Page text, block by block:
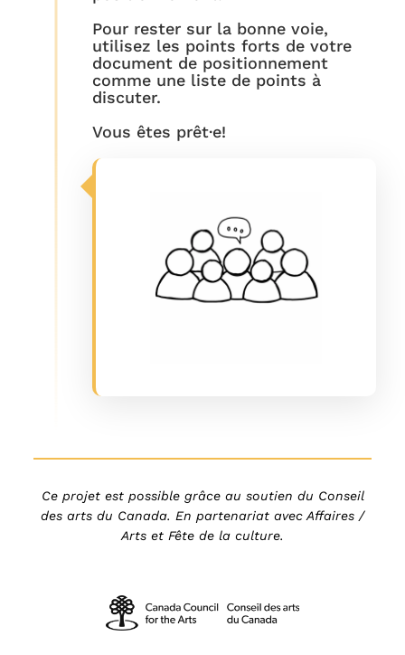
Pour rester sur la bonne voie,
utilisez les points forts de votre
document de positionnement
comme une liste de points à
discuter.
Vous êtes prêt·e!
Ce projet est possible grâce au soutien du Conseil
des arts du Canada. En partenariat avec Affaires /
Arts et Fête de la culture.